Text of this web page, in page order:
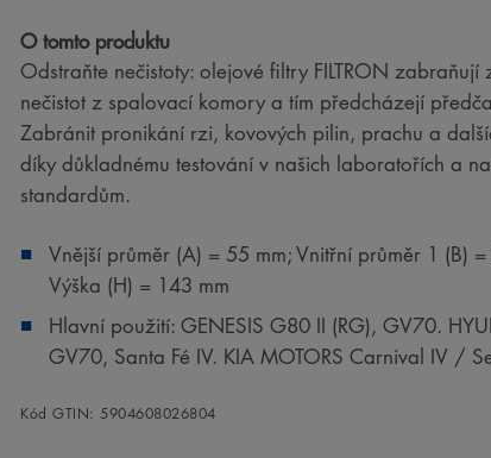
O tomto produktu
Odstraňte nečistoty: olejové filtry FILTRON
nečistot z spalovací komory a tím předcházejí
Zabránit pronikání rzi, kovových pilin, prachu a
díky důkladnému testování v našich laboratořích a
standardům.
Vnější průměr (A) = 55 mm; Vnitřní průměr 1 (B)
Výška (H) = 143 mm
Hlavní použití: GENESIS G80 II (RG), GV70.
GV70, Santa Fé IV. KIA MOTORS Carnival IV /
Kód GTIN: 5904608026804